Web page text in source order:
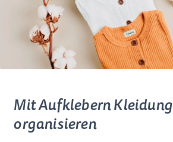
Mit Aufklebern Kleidung
organisieren